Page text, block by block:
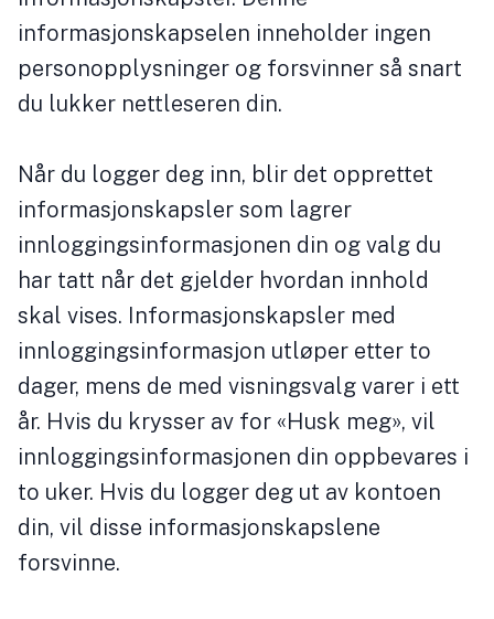
informasjonskapselen inneholder ingen
personopplysninger og forsvinner så snart
du lukker nettleseren din.
Når du logger deg inn, blir det opprettet
informasjonskapsler som lagrer
innloggingsinformasjonen din og valg du
har tatt når det gjelder hvordan innhold
skal vises. Informasjonskapsler med
innloggingsinformasjon utløper etter to
dager, mens de med visningsvalg varer i ett
år. Hvis du krysser av for «Husk meg», vil
innloggingsinformasjonen din oppbevares i
to uker. Hvis du logger deg ut av kontoen
din, vil disse informasjonskapslene
forsvinne.